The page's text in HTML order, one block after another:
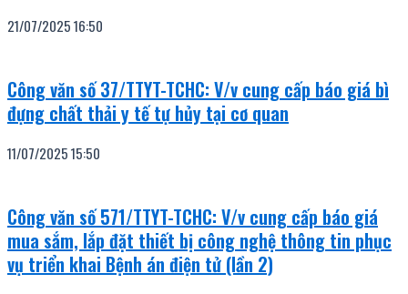
21/07/202516:50
Công văn số 37/TTYT-TCHC: V/v cung cấp báo giá bì
đựng chất thải y tế tự hủy tại cơ quan
11/07/202515:50
Công văn số 571/TTYT-TCHC: V/v cung cấp báo giá
mua sắm, lắp đặt thiết bị công nghệ thông tin phục
vụ triển khai Bệnh án điện tử (lần 2)